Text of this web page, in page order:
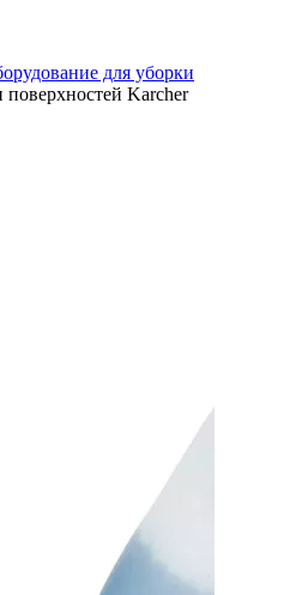
для уборки
поверхностей Karcher